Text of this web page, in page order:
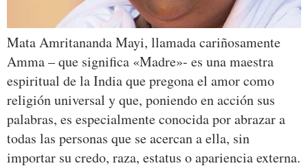
Mata Amritananda Mayi, llamada cariñosamente
Amma – que significa «Madre»- es una maestra
espiritual de la India que pregona el amor como
religión universal y que, poniendo en acción sus
palabras, es especialmente conocida por abrazar a
todas las personas que se acercan a ella, sin
importar su credo, raza, estatus o apariencia externa.